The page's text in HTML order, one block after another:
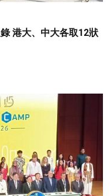
港大、中大各取12狀